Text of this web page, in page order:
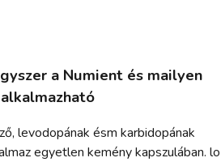
a Numient és mailyen
levodopának ésm karbidopának
egyetlen kemény kapszulában. lo